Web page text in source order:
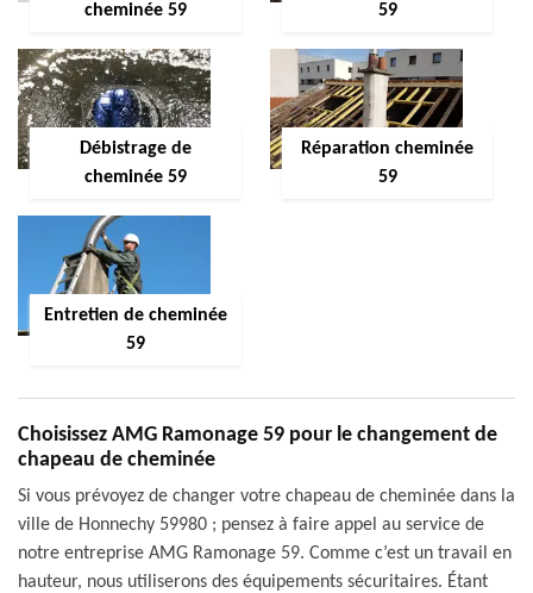
cheminée 59
59
Débistrage de
cheminée 59
Réparation cheminée
59
Entretien de cheminée
59
Choisissez AMG Ramonage 59 pour le changement de
chapeau de cheminée
Si vous prévoyez de changer votre chapeau de cheminée dans la
ville de Honnechy 59980 ; pensez à faire appel au service de
notre entreprise AMG Ramonage 59. Comme c’est un travail en
hauteur, nous utiliserons des équipements sécuritaires. Étant